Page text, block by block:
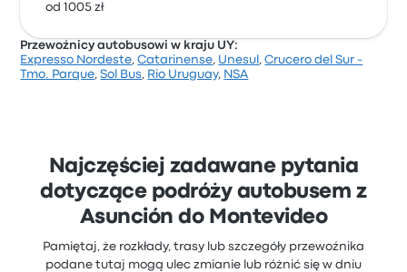
od 1005 zł
Przewoźnicy autobusowi w kraju UY:
Expresso Nordeste,Catarinense, Unesul ,Crucero del Sur -
Tmo. Parque,Sol Bus, Rio Uruguay, NSA
Najczęściej zadawane pytania
dotyczące podróży autobusem z
Asunción do Montevideo
Pamiętaj, że rozkłady, trasy lub szczegóły przewoźnika
podane tutaj mogą ulec zmianie lub różnić się w dniu